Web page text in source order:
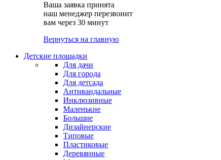
Ваша заявка принята
наш менеджер перезвонит
вам через 30 минут
Вернуться на главную
Детские площадки
Для дачи
Для города
Для детсада
Антивандальные
Инклюзивные
Маленькие
Большие
Дизайнерские
Типовые
Пластиковые
Деревянные